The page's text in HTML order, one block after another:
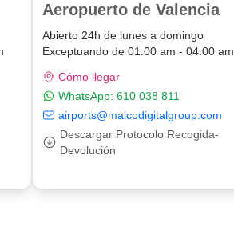
Aeropuerto de Valencia
Abierto 24h de lunes a domingo
Exceptuando de 01:00 am - 04:00 am
Cómo llegar
WhatsApp: 610 038 811
airports@malcodigitalgroup.com
Descargar Protocolo Recogida-
Devolución